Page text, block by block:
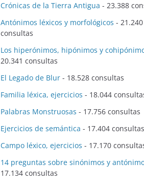
Crónicas de la Tierra Antigua - 23.388
Antónimos léxicos y morfológicos - 21.240
consultas
Los hiperónimos, hipónimos y
20.341 consultas
El Legado de Blur - 18.528 consultas
Familia léxica, ejercicios - 18.044
Palabras Monstruosas - 17.756 consultas
Ejercicios de semántica - 17.404 consultas
Campo léxico, ejercicios - 17.170
14 preguntas sobre sinónimos y
17.134 consultas